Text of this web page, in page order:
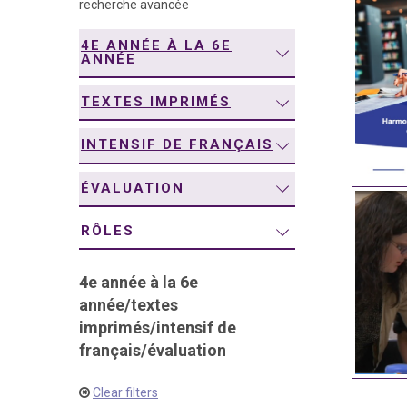
recherche avancée
4E ANNÉE À LA 6E
ANNÉE
TEXTES IMPRIMÉS
INTENSIF DE FRANÇAIS
ÉVALUATION
RÔLES
4e année à la 6e
année/textes
imprimés/intensif de
français/évaluation
Clear filters